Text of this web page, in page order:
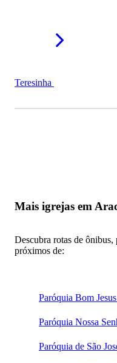
Teresinha
Mais igrejas em
Descubra rotas de
próximos de:
Paróquia Bom
Paróquia Nossa
Paróquia de São